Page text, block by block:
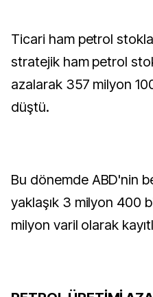
Ticari ham petrol
stratejik ham petrol
azalarak 357 milyon
düştü.
Bu dönemde ABD'nin
yaklaşık 3 milyon 400
milyon varil olarak